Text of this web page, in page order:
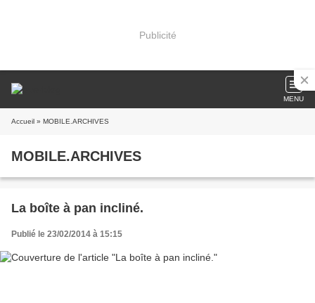
Publicité
MENU
Accueil » MOBILE.ARCHIVES
MOBILE.ARCHIVES
La boîte à pan incliné.
Publié le 23/02/2014 à 15:15